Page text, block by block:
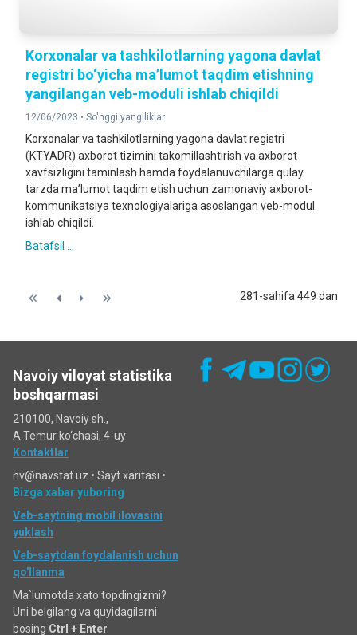
Korxonalar va tashkilotlarning yagona davlat
registri bo‘yicha ma’lumot taqdim etishning
yangilangan veb-moduli ishlab chiqildi
12/06/2023 • So'nggi yangiliklar
Korxonalar va tashkilotlarning yagona davlat registri
(KTYADR) axborot tizimini takomillashtirish va axborot
xavfsizligini taminlash hamda foydalanuvchilarga qulay
tarzda ma’lumot taqdim etish uchun zamonaviy axborot-
kommunikatsiya texnologiyalariga asoslangan veb-modul
ishlab chiqildi.
Batafsil ...
281-sahifa 449 dan
Navoiy viloyat statistika
boshqarmasi
210100, Navoiy sh.,
A.Temur ko‘chаsi, 4-uy
Kontaktlar
nv@navstat.uz • Sayt xaritasi •
Bizga xabar yuboring
Veb-saytning mobil ilovasini
yuklash
Veb-saytdan foydalanish uchun
qo'llanma
Ma`lumotda xato topdingizmi?
Uni belgilang va quyidagilarni
bosing Ctrl + Enter